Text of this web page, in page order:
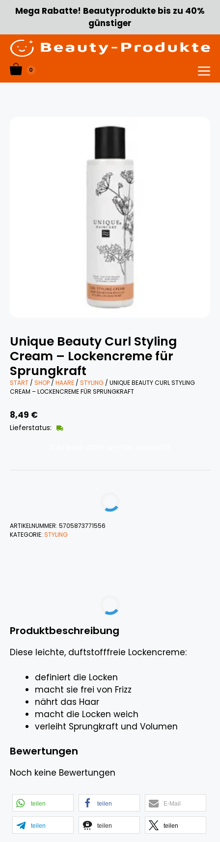
Zum
Inhalt
Mega Rabatte! Beautyprodukte bis zu 40%
günstiger
0
Menü
Unique Beauty Curl Styling
Cream – Lockencreme für
Sprungkraft
START / SHOP / HAARE / STYLING / UNIQUE BEAUTY CURL STYLING
CREAM – LOCKENCREME FÜR SPRUNGKRAFT
8,49 €
Lieferstatus:
ARTIKELNUMMER: 5705873771556
KATEGORIE: STYLING
Produktbeschreibung
Diese leichte, duftstofffreie Lockencreme:
definiert die Locken
macht sie frei von Frizz
nährt das Haar
macht die Locken weich
verleiht Sprungkraft und Volumen
Bewertungen
Noch keine Bewertungen
teilen teilen E-Mail
teilen teilen teilen